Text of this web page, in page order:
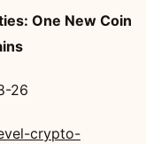
One New Coin
26
crypto-